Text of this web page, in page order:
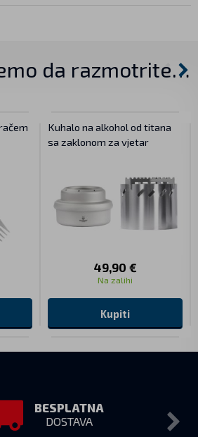
da razmotrite…
Kuhalo na alkohol od titana
sa zaklonom za vjetar
49,90 €
Na zalihi
Kupiti
BESPLATNA
DOSTAVA